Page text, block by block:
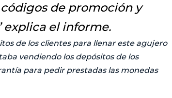
de promoción y
explica el informe.
de los clientes para llenar este agujero
vendiendo los depósitos de los
para pedir prestadas las monedas